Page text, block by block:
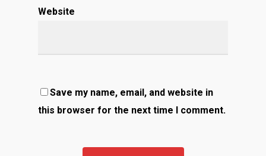
Website
Save my name, email, and website in
this browser for the next time I comment.